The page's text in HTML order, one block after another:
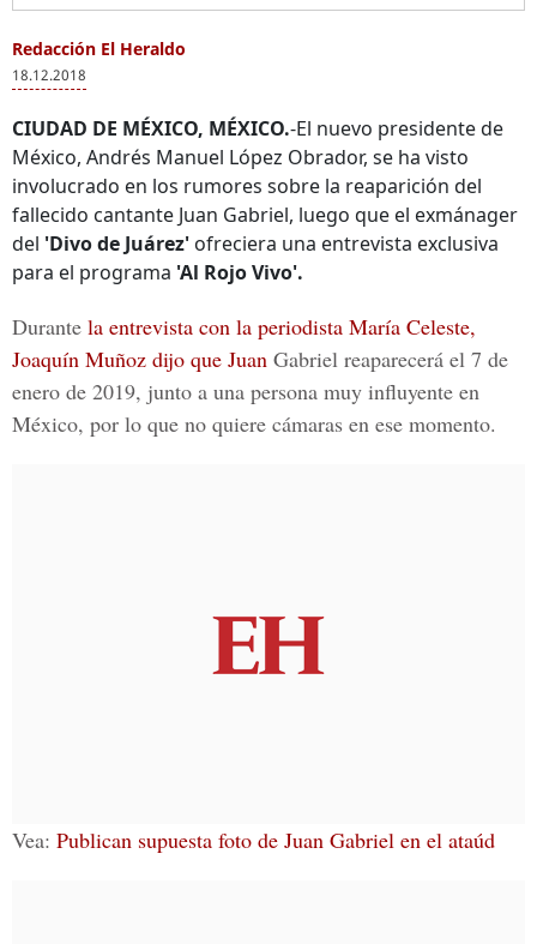
Redacción El Heraldo
18.12.2018
CIUDAD DE MÉXICO, MÉXICO.-El nuevo presidente de
México, Andrés Manuel López Obrador, se ha visto
involucrado en los rumores sobre la reaparición del
fallecido cantante Juan Gabriel, luego que el exmánager
del 'Divo de Juárez' ofreciera una entrevista exclusiva
para el programa 'Al Rojo Vivo'.
Durante la entrevista con la periodista María Celeste,
Joaquín Muñoz dijo que Juan Gabriel reaparecerá el 7 de
enero de 2019, junto a una persona muy influyente en
México, por lo que no quiere cámaras en ese momento.
Vea: Publican supuesta foto de Juan Gabriel en el ataúd